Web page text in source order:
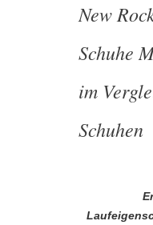
New
Schuhe
im
Schuhen